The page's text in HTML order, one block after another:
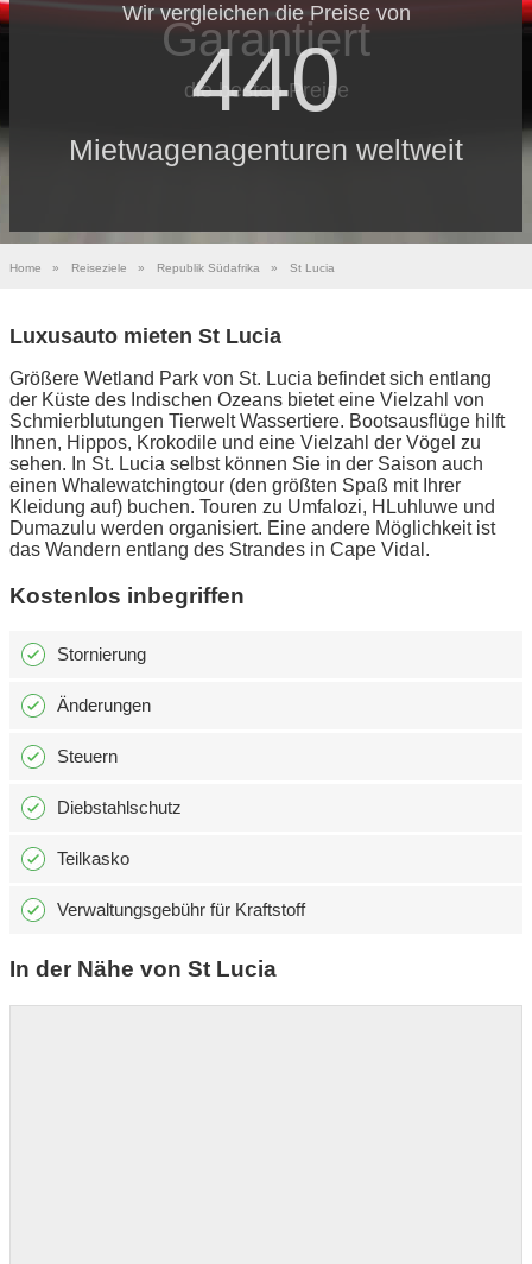
Wir vergleichen die Preise von
440
Mietwagenagenturen weltweit
Garantiert
die besten Preise
Home » Reiseziele » Republik Südafrika » St Lucia
Luxusauto mieten St Lucia
Größere Wetland Park von St. Lucia befindet sich entlang
der Küste des Indischen Ozeans bietet eine Vielzahl von
Schmierblutungen Tierwelt Wassertiere. Bootsausflüge hilft
Ihnen, Hippos, Krokodile und eine Vielzahl der Vögel zu
sehen. In St. Lucia selbst können Sie in der Saison auch
einen Whalewatchingtour (den größten Spaß mit Ihrer
Kleidung auf) buchen. Touren zu Umfalozi, HLuhluwe und
Dumazulu werden organisiert. Eine andere Möglichkeit ist
das Wandern entlang des Strandes in Cape Vidal.
Kostenlos inbegriffen
Stornierung
Änderungen
Steuern
Diebstahlschutz
Teilkasko
Verwaltungsgebühr für Kraftstoff
In der Nähe von St Lucia